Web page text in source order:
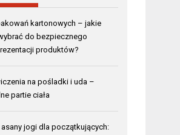
kartonowych – jakie
do bezpiecznego
produktów?
na pośladki i uda –
partie ciała
jogi dla początkujących: